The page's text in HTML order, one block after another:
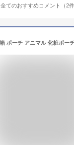
全てのおすすめコメント（2件